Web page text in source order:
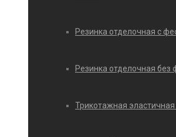
Резинка отделочная с
Резинка отделочная без
Трикотажная эластичная